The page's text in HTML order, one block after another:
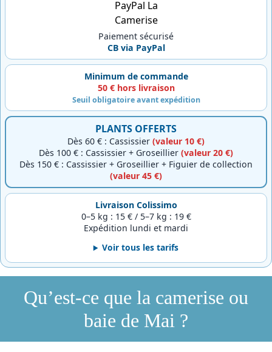
Paiement sécurisé
CB via PayPal
Minimum de commande
50 € hors livraison
Seuil obligatoire avant expédition
PLANTS OFFERTS
Dès 60 € : Cassissier (valeur 10 €)
Dès 100 € : Cassissier + Groseillier (valeur 20 €)
Dès 150 € : Cassissier + Groseillier + Figuier de collection
(valeur 45 €)
Livraison Colissimo
0–5 kg : 15 € / 5–7 kg : 19 €
Expédition lundi et mardi
Voir tous les tarifs
Qu’est-ce que la camerise ou
baie de Mai ?